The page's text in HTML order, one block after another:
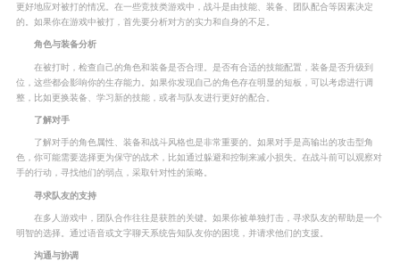
更好地应对被打的情况。在一些竞技类游戏中，战斗是由技能、装备、团队配合等因素决定
的。如果你在游戏中被打，首先要分析对方的实力和自身的不足。
角色与装备分析
在被打时，检查自己的角色和装备是否合理。是否有合适的技能配置，装备是否升级到
位，这些都会影响你的生存能力。如果你发现自己的角色存在明显的短板，可以考虑进行调
整，比如更换装备、学习新的技能，或者与队友进行更好的配合。
了解对手
了解对手的角色属性、装备和战斗风格也是非常重要的。如果对手是高输出的攻击型角
色，你可能需要选择更为保守的战术，比如通过躲避和控制来减小损失。在战斗前可以观察对
手的行动，寻找他们的弱点，采取针对性的策略。
寻求队友的支持
在多人游戏中，团队合作往往是获胜的关键。如果你被单独打击，寻求队友的帮助是一个
明智的选择。通过语音或文字聊天系统告知队友你的困境，并请求他们的支援。
沟通与协调